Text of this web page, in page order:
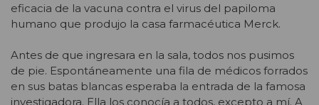
eficacia de la vacuna contra el virus del papiloma
humano que produjo la casa farmacéutica Merck.
Antes de que ingresara en la sala, todos nos pusimos
de pie. Espontáneamente una fila de médicos forrados
en sus batas blancas esperaba la entrada de la famosa
investigadora. Ella los conocía a todos, excepto a mí. A